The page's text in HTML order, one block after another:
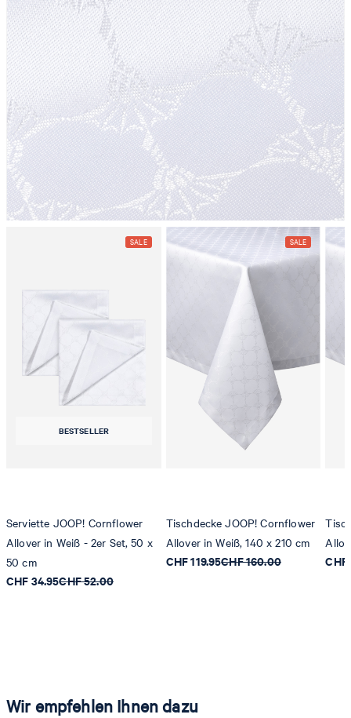
BESTSELLER
Serviette JOOP! Cornflower
Allover in Weiß - 2er Set, 50 x
50 cm
CHF 34.95CHF 52.00
Tischdecke JOOP! Cornflower
Allover in Weiß, 140 x 210 cm
CHF 119.95CHF 160.00
CHF
Wir empfehlen Ihnen dazu